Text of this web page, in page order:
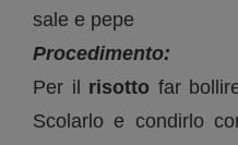
sale e pepe
Procedimento:
Per il risotto far
Scolarlo e condirlo